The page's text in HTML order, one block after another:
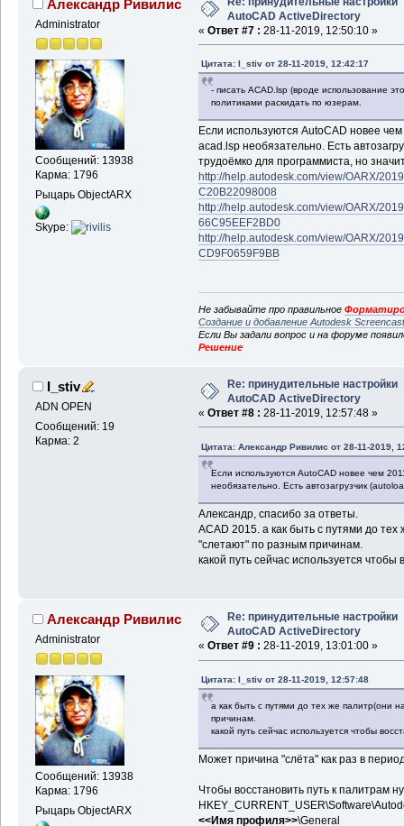
Александр Ривилис
Administrator
Сообщений: 13938
Карма: 1796
Рыцарь ObjectARX
Skype:
AutoCAD ActiveDirectory
« Ответ #7 : 28-11-2019, 12:50:10 »
Цитата: I_stiv от 28-11-2019, 12:42:17
- писать ACAD.lsp (вроде использование
политиками раскидать по юзерам.
Если используются AutoCAD новее
acad.lsp необязательно. Есть
трудоёмко для программиста, но
http://help.autodesk.com/view/OARX/
C20B22098008
http://help.autodesk.com/view/OARX/
66C95EEF2BD0
http://help.autodesk.com/view/OARX/
CD9F0659F9BB
Не забывайте про правильное
Создание и добавление Autodesk
Если Вы задали вопрос и на форуме
Решение
I_stiv
ADN OPEN
Сообщений: 19
Карма: 2
Re: принудительные настройки
AutoCAD ActiveDirectory
« Ответ #8 : 28-11-2019, 12:57:48 »
Цитата: Александр Ривилис от 28-11-2019,
Если используются AutoCAD новее чем
необязательно. Есть автозагрузчик
Александр, спасибо за ответы.
ACAD 2015. а как быть с путями до
"слетают" по разным причинам.
какой путь сейчас используется чтобы
Александр Ривилис
Administrator
Сообщений: 13938
Карма: 1796
Рыцарь ObjectARX
Re: принудительные настройки
AutoCAD ActiveDirectory
« Ответ #9 : 28-11-2019, 13:01:00 »
Цитата: I_stiv от 28-11-2019, 12:57:48
а как быть с путями до тех же палитр(они
причинам.
какой путь сейчас используется чтобы
Может причина "слёта" как раз в
Чтобы восстановить путь к палитрам
<<Имя профиля>>\General